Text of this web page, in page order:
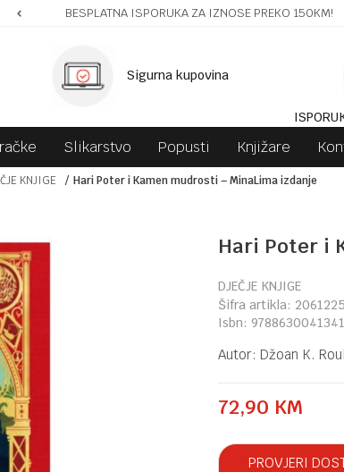
BESPLATNA ISPORUKA ZA IZNOSE PREKO 150KM!
Sigurna kupovina
Slikarstvo Popusti Knjižare
KNJIGE Hari Poter i Kamen mudrosti – MinaLima izdanje
Hari Poter i
DJEČJE KNJIGE
Šifra artikla:
Isbn: 9788630041341
Autor: Džoan K.
72,90 KM
PROVJERI